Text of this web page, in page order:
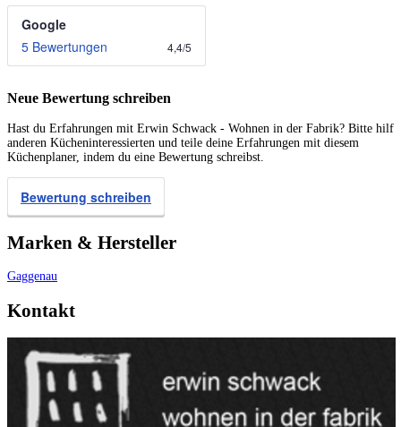
Google
5 Bewertungen
4,4/5
Neue Bewertung schreiben
Hast du Erfahrungen mit Erwin Schwack - Wohnen in der Fabrik? Bitte hilf
anderen Kücheninteressierten und teile deine Erfahrungen mit diesem
Küchenplaner, indem du eine Bewertung schreibst.
Bewertung schreiben
Marken & Hersteller
Gaggenau
Kontakt